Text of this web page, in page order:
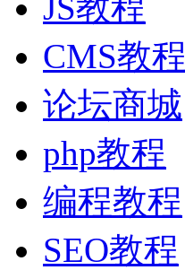
CMS教程
论坛商城
php教程
编程教程
SEO教程